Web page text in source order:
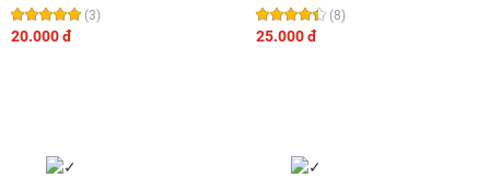
(3)
20.000 đ
(8)
25.000 đ